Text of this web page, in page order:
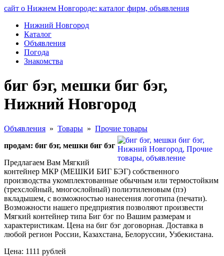
сайт о Нижнем Новгороде: каталог фирм, объявления
Нижний Новгород
Каталог
Объявления
Погода
Знакомства
биг бэг, мешки биг бэг,
Нижний Новгород
Объявления » Товары » Прочие товары
продам: биг бэг, мешки биг бэг
Предлагаем Вам Мягкий
контейнер МКР (МЕШКИ БИГ БЭГ) собственного
производства укомплектованные обычным или термостойким
(трехслойный, многослойный) полиэтиленовым (пэ)
вкладышем, с возможностью нанесения логотипа (печати).
Возможности нашего предприятия позволяют произвести
Мягкий контейнер типа Биг бэг по Вашим размерам и
характеристикам. Цена на биг бэг договорная. Доставка в
любой регион России, Казахстана, Белоруссии, Узбекистана.
Цена: 1111 рублей